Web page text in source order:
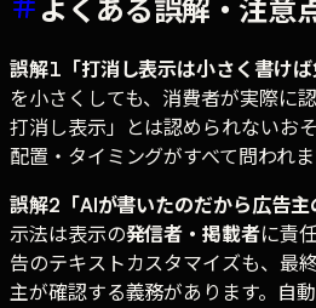
よくある誤解・注意
誤解1「打消し表示は小さく書けば
を小さくしても、消費者が実際に
打消し表示」とは認められないお
配置・タイミングがすべて問われま
誤解2「AIが書いたのだから広告主
示法は表示の発信者・掲載者に責
告のテキストカスタマイズも、最
主が確認する義務があります。自